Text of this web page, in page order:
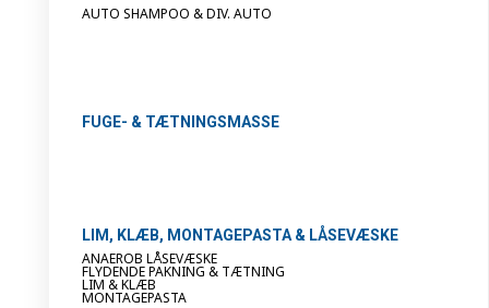
AUTO SHAMPOO & DIV. AUTO
FUGE- & TÆTNINGSMASSE
LIM, KLÆB, MONTAGEPASTA & LÅSEVÆSKE
ANAEROB LÅSEVÆSKE
FLYDENDE PAKNING & TÆTNING
LIM & KLÆB
MONTAGEPASTA